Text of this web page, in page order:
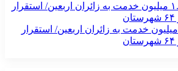
ارائه بیش از ۱.۷ میلیون خدمت به زائران اربعین/ استقرار